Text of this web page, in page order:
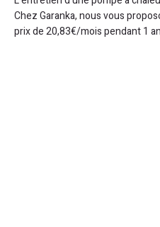
Chez Garanka, nous vous
prix de 20,83€/mois pendant 1